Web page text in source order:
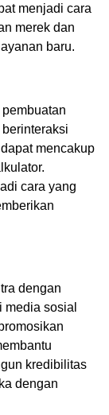
menjadi cara
merek dan
baru.
mencakup
cara yang
dengan
sosial
kredibilitas
dengan